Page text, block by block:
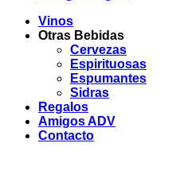
Vinos
Otras Bebidas
Cervezas
Espirituosas
Espumantes
Sidras
Regalos
Amigos ADV
Contacto